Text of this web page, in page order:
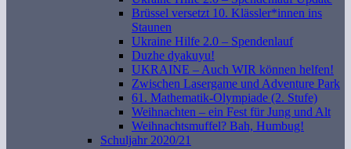
Brüssel versetzt 10. Klässler*innen ins
Staunen
Ukraine Hilfe 2.0 – Spendenlauf
Duzhe dyakuyu!
UKRAINE – Auch WIR können helfen!
Zwischen Lasergame und Adventure Park
61. Mathematik-Olympiade (2. Stufe)
Weihnachten – ein Fest für Jung und Alt
Weihnachtsmuffel? Bah, Humbug!
Schuljahr 2020/21